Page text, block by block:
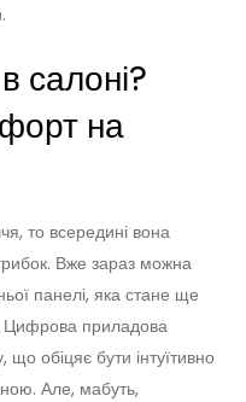
салоні?
на
то всередині вона
Вже зараз можна
панелі, яка стане ще
Цифрова приладова
обіцяє бути інтуїтивно
Але, мабуть,